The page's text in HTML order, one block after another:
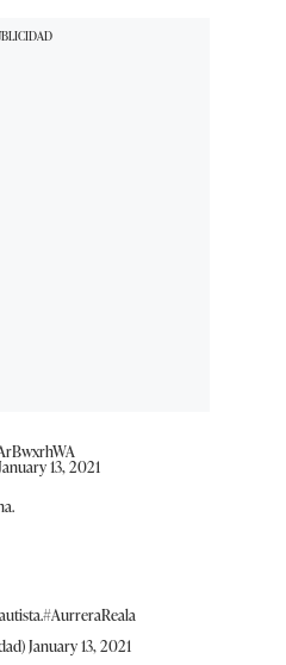
13, 2021
.
#AurreraReala
January 13, 2021